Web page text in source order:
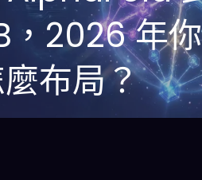
2026 年
布局？